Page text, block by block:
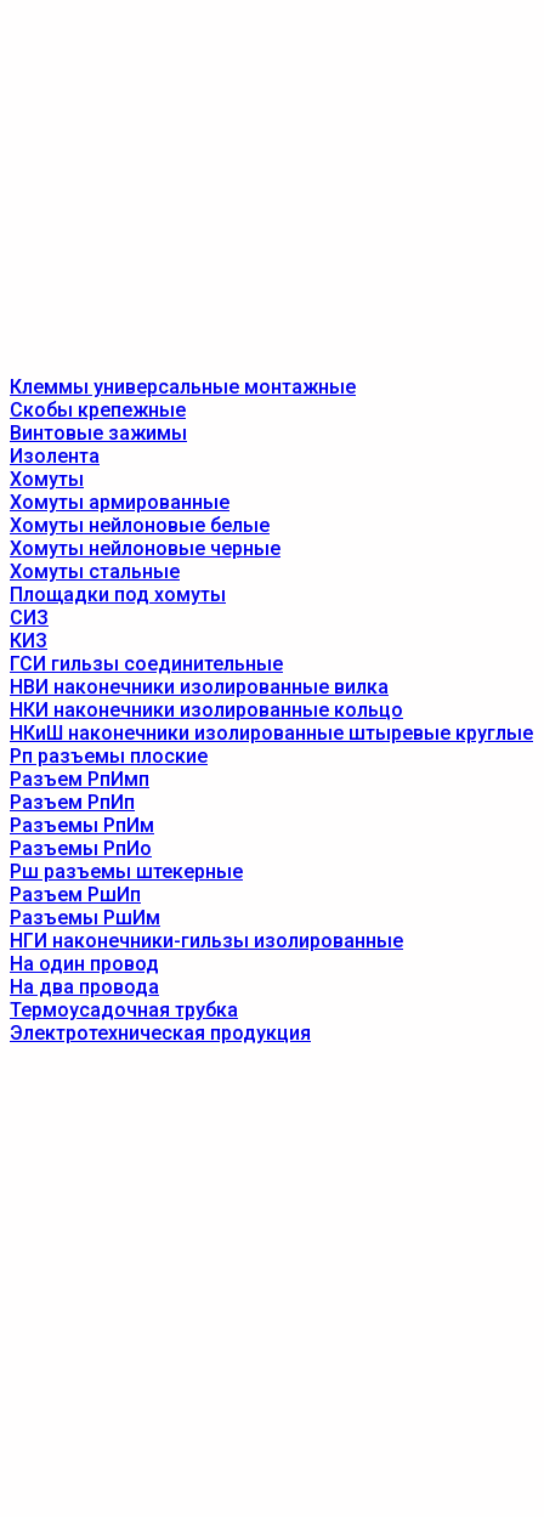
Клеммы универсальные монтажные
Скобы крепежные
Винтовые зажимы
Изолента
Хомуты
Хомуты армированные
Хомуты нейлоновые белые
Хомуты нейлоновые черные
Хомуты стальные
Площадки под хомуты
СИЗ
КИЗ
ГСИ гильзы соединительные
НВИ наконечники изолированные вилка
НКИ наконечники изолированные кольцо
НКиШ наконечники изолированные штыревые круглые
Рп разъемы плоские
Разъем РпИмп
Разъем РпИп
Разъемы РпИм
Разъемы РпИо
Рш разъемы штекерные
Разъем РшИп
Разъемы РшИм
НГИ наконечники-гильзы изолированные
На один провод
На два провода
Термоусадочная трубка
Электротехническая продукция